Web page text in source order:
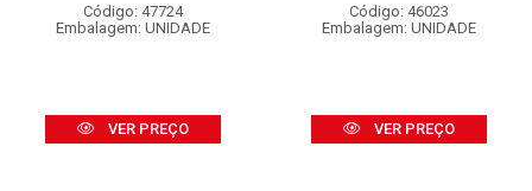
Código: 47724
Embalagem: UNIDADE
VER PREÇO
Código: 46023
Embalagem: UNIDADE
VER PREÇO